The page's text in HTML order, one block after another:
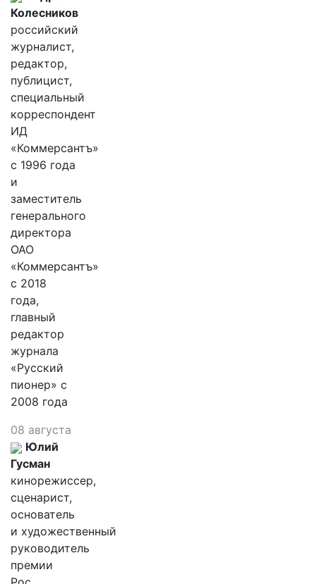
Колесников
российский
журналист,
редактор,
публицист,
специальный
корреспондент
ИД
«Коммерсантъ»
с 1996 года
и
заместитель
генерального
директора
ОАО
«Коммерсантъ»
с 2018
года,
главный
редактор
журнала
«Русский
пионер» с
2008 года
08 августа
Юлий
Гусман
кинорежиссер,
сценарист,
основатель
и художественный
руководитель
премии